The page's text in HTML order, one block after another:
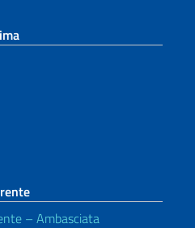
– Ambasciata